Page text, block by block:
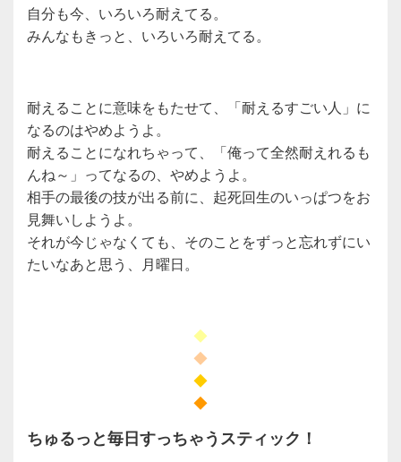
自分も今、いろいろ耐えてる。
みんなもきっと、いろいろ耐えてる。
耐えることに意味をもたせて、「耐えるすごい人」に
なるのはやめようよ。
耐えることになれちゃって、「俺って全然耐えれるも
んね～」ってなるの、やめようよ。
相手の最後の技が出る前に、起死回生のいっぱつをお
見舞いしようよ。
それが今じゃなくても、そのことをずっと忘れずにい
たいなあと思う、月曜日。
◆
◆
◆
◆
ちゅるっと毎日すっちゃうスティック！